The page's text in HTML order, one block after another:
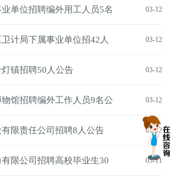
单位招聘编外用工人员5名 03-12
计局下属事业单位招42人 03-12
镇招聘50人公告 03-12
馆招聘编外工作人员9名公 03-12
限责任公司招聘8人公告 03-12
限公司招聘高校毕业生30 03-11